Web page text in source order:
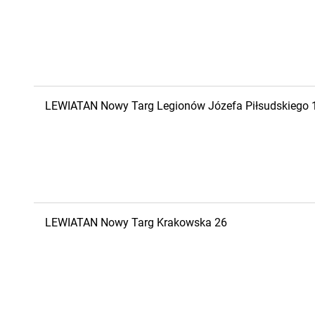
LEWIATAN Nowy Targ Legionów Józefa Piłsudskiego
LEWIATAN Nowy Targ Krakowska 26